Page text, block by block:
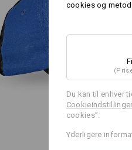
cookies og
Du kan til enhver
Cookieindstillinger
cookies”.
Yderligere